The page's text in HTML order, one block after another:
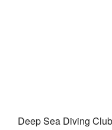
Deep Sea Diving